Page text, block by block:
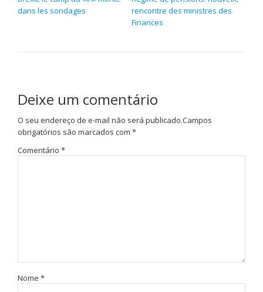
dans les sondages
rencontre des ministres des
Finances
Deixe um comentário
O seu endereço de e-mail não será publicado.Campos
obrigatórios são marcados com *
Comentário *
Nome *